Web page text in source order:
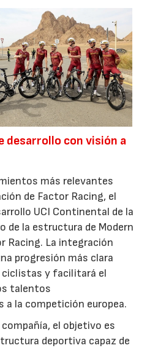
desarrollo con visión a
más relevantes
de Factor Racing, el
UCI Continental de la
de la estructura de Modern
Racing. La integración
progresión más clara
ciclistas y facilitará el
talentos
a la competición europea.
el objetivo es
deportiva capaz de